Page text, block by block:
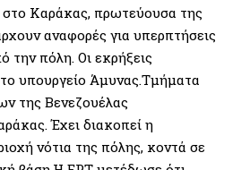
στο Καράκας, πρωτεύουσα της
αναφορές για υπερπτήσεις
πόλη. Οι εκρήξεις
υπουργείο Άμυνας.Τμήματα
της Βενεζουέλας
Έχει διακοπεί η
νότια της πόλης, κοντά σε